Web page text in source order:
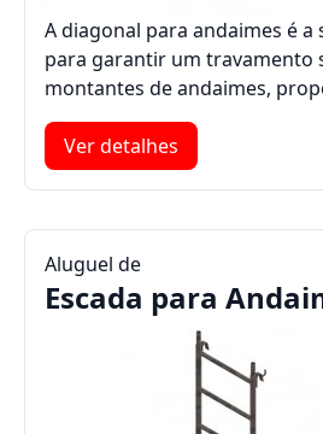
A diagonal para andaimes é
para garantir um travamento
montantes de andaimes,
Ver detalhes
Aluguel de
Escada para